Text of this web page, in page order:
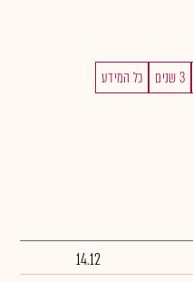
3 שנים כל המידע
14.12